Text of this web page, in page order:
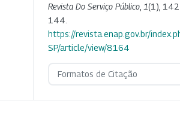
Revista Do Serviço Público 1(1),
144.
https://revista.enap.gov.br/
SP/article/view/8164
Formatos de Citação